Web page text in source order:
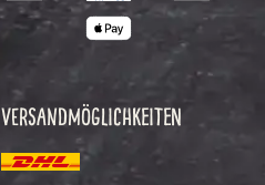
VERSANDMÖGLICHKEITEN